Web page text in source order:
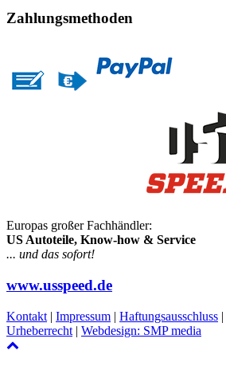
Zahlungsmethoden
Europas großer Fachhändler:
US Autoteile, Know-how & Service
... und das sofort!
www.usspeed.de
Kontakt | Impressum | Haftungsausschluss |
Urheberrecht | Webdesign: SMP media